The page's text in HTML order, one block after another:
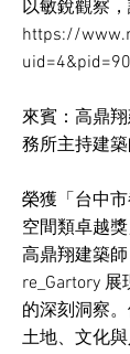
以敏銳觀察
https://
來賓：高鼎
務所主持建
榮獲「台中
空間類卓越
高鼎翔建築
re_Gartory
的深刻洞察
土地、文化